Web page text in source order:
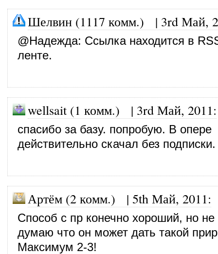
Шелвин (1117 комм.) | 3rd Май,
@Надежда: Ссылка находится в
ленте.
wellsait (1 комм.) | 3rd Май, 2011:
спасибо за базу. попробую. В опере
действительно скачал без подписки.
Артём (2 комм.) | 5th Май, 2011:
Способ с пр конечно хороший, но не
думаю что он может дать такой
Максимум 2-3!